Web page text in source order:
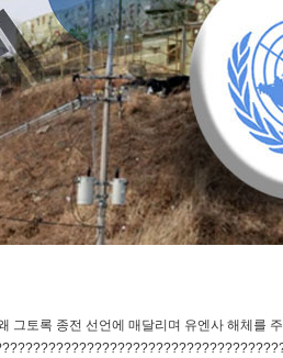
그토록 종전 선언에 매달리며 유엔사 해체를